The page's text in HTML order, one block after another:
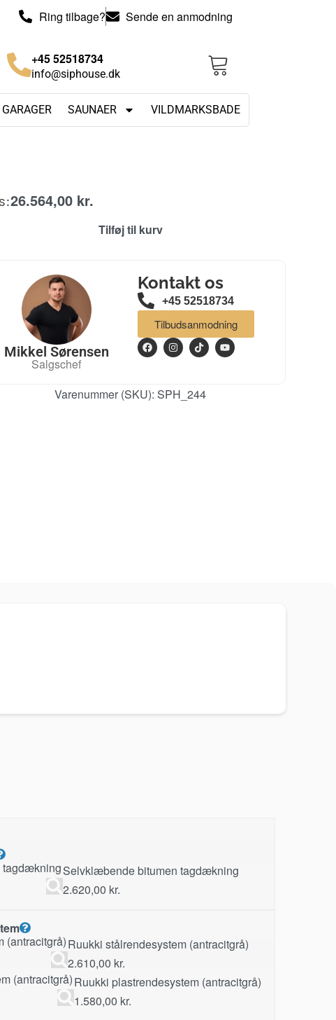
Ring tilbage? Sende en anmodning
+45 52518734
info@siphouse.dk
GARAGER SAUNAER VILDMARKSBADE
26.564,00 kr.
Tilføj til kurv
Kontakt os
+45 52518734
Tilbudsanmodning
Mikkel Sørensen
Salgschef
Varenummer (SKU): SPH_244
Selvklæbende bitumen tagdækning
2.620,00 kr.
Ruukki stålrendesystem (antracitgrå)
2.610,00 kr.
Ruukki plastrendesystem (antracitgrå)
1.580,00 kr.